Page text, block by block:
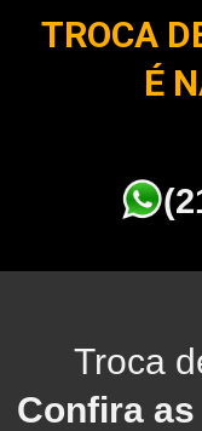
TROCA
É
Troca
Confira